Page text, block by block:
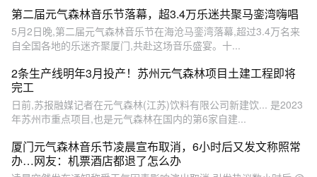
第二届元气森林音乐节落幕，超3.4万乐迷共聚马銮湾嗨唱
5月2日晚,第二届元气森林音乐节在海沧马銮湾落幕,超过3.4万名来
自全国各地的乐迷齐聚厦门,共赴这场音乐盛宴。十...
2条生产线明年3月投产！苏州元气森林项目土建工程即将
完工
日前,苏报融媒记者在元气森林(江苏)饮料有限公司新建饮... 是2023
年苏州市重点项目,也是元气森林在国内的第6家自建...
厦门元气森林音乐节凌晨宣布取消，6小时后又发文称照常
办…网友：机票酒店都退了怎么办